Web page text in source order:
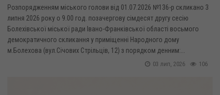
Розпорядженням міського голови від 01.07.2026 №136-р скликано 3
липня 2026 року о 9.00 год. позачергову сімдесят другу сесію
Болехівської міської ради Івано-Франківської області восьмого
демократичного скликання у приміщенні Народного дому
м.Болехова (вул.Січових Стрільців, 12) з порядком денним:...
106
03 лип, 2026